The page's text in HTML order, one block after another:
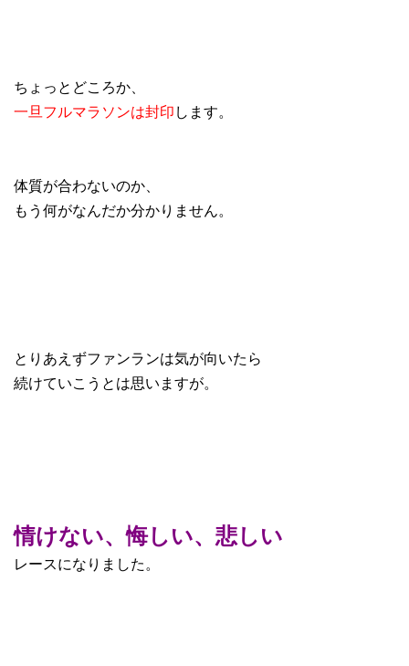
ちょっとどころか、
一旦フルマラソンは封印します。
体質が合わないのか、
もう何がなんだか分かりません。
とりあえずファンランは気が向いたら
続けていこうとは思いますが。
情けない、悔しい、悲しい
レースになりました。